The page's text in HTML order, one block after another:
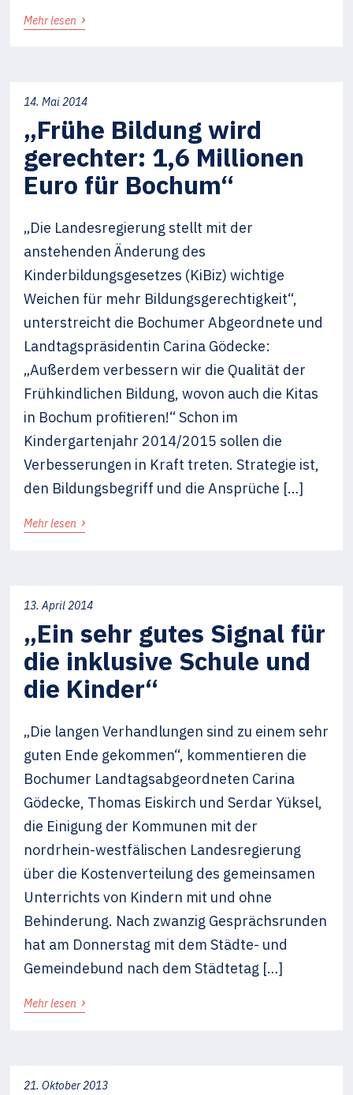
Mehr lesen ›
14. Mai 2014
„Frühe Bildung wird
gerechter: 1,6 Millionen
Euro für Bochum“
„Die Landesregierung stellt mit der
anstehenden Änderung des
Kinderbildungsgesetzes (KiBiz) wichtige
Weichen für mehr Bildungsgerechtigkeit“,
unterstreicht die Bochumer Abgeordnete und
Landtagspräsidentin Carina Gödecke:
„Außerdem verbessern wir die Qualität der
Frühkindlichen Bildung, wovon auch die Kitas
in Bochum profitieren!“ Schon im
Kindergartenjahr 2014/2015 sollen die
Verbesserungen in Kraft treten. Strategie ist,
den Bildungsbegriff und die Ansprüche […]
Mehr lesen ›
13. April 2014
„Ein sehr gutes Signal für
die inklusive Schule und
die Kinder“
„Die langen Verhandlungen sind zu einem sehr
guten Ende gekommen“, kommentieren die
Bochumer Landtagsabgeordneten Carina
Gödecke, Thomas Eiskirch und Serdar Yüksel,
die Einigung der Kommunen mit der
nordrhein-westfälischen Landesregierung
über die Kostenverteilung des gemeinsamen
Unterrichts von Kindern mit und ohne
Behinderung. Nach zwanzig Gesprächsrunden
hat am Donnerstag mit dem Städte- und
Gemeindebund nach dem Städtetag […]
Mehr lesen ›
21. Oktober 2013